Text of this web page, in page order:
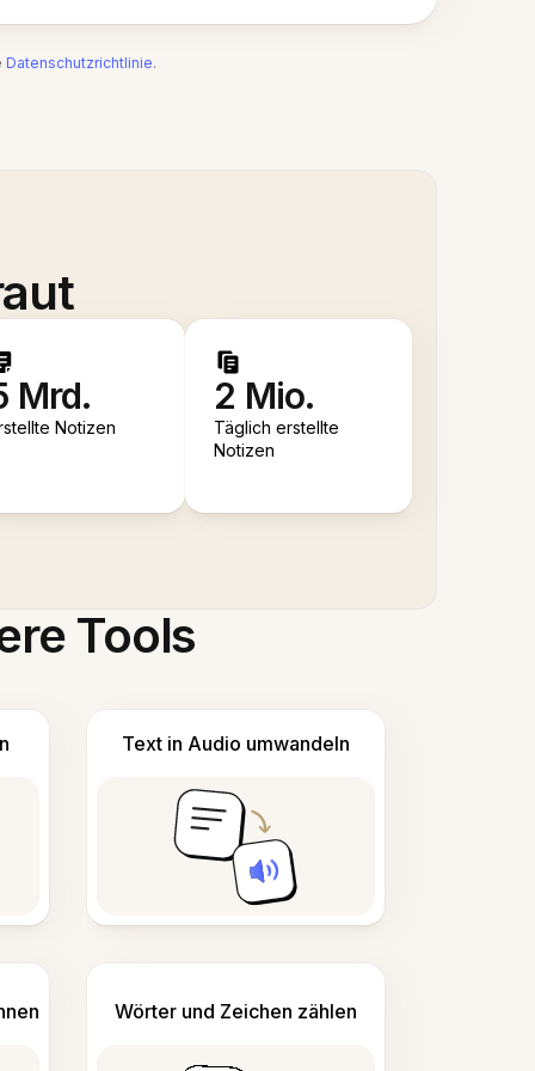
Datenschutzrichtlinie.
Mrd.
Notizen
2 Mio.
Täglich erstellte
Notizen
Tools
Text in Audio umwandeln
Wörter und Zeichen zählen